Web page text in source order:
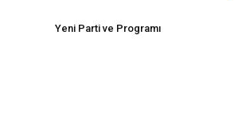
Yeni Parti ve Programı